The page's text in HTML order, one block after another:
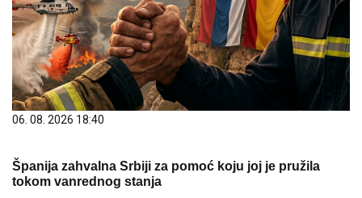
06. 08. 2026 18:40
Španija zahvalna Srbiji za pomoć koju joj je pružila
tokom vanrednog stanja